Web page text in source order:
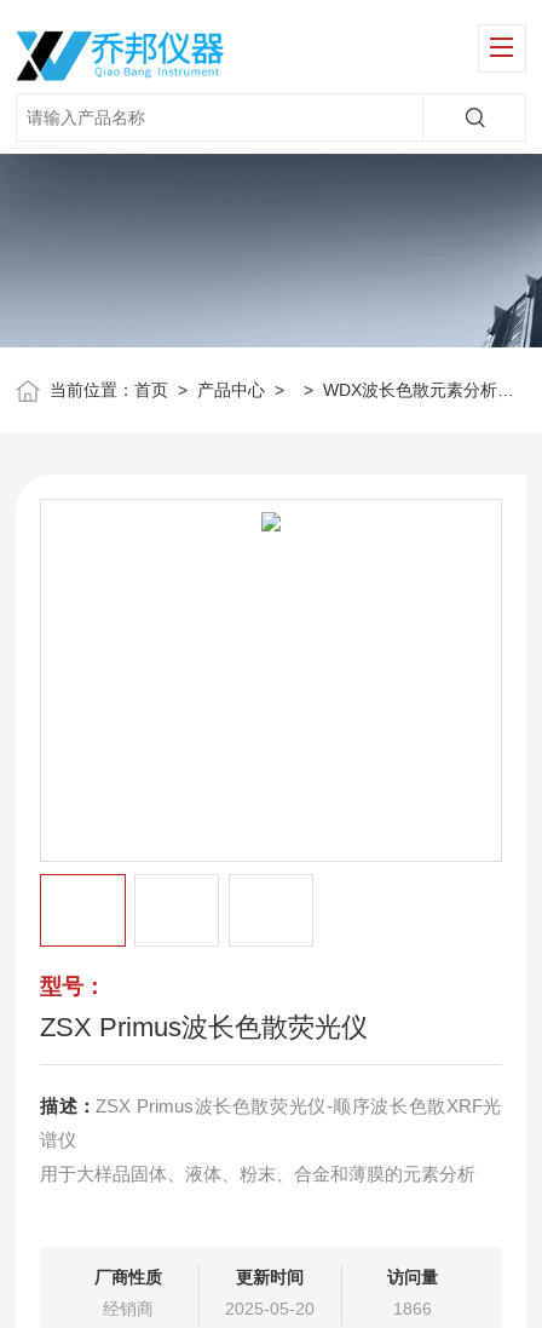
当前位置：首页 > 产品中心 > >WDX波长色散元素分析仪
型号：
ZSX Primus波长色散荧光仪
描述：ZSX Primus波长色散荧光仪-顺序波长色散XRF光
谱仪
用于大样品固体、液体、粉末、合金和薄膜的元素分析
厂商性质
经销商
更新时间
2025-05-20
访问量
1866